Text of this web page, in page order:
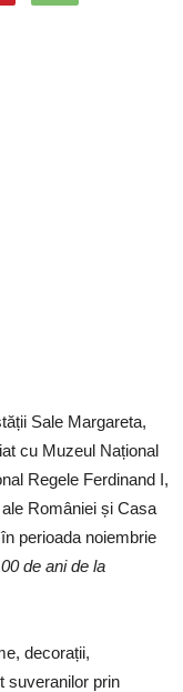
Sale Margareta,
cu Muzeul Național
Regele Ferdinand I,
României și Casa
perioada noiembrie
de ani de la
decorații,
suveranilor prin